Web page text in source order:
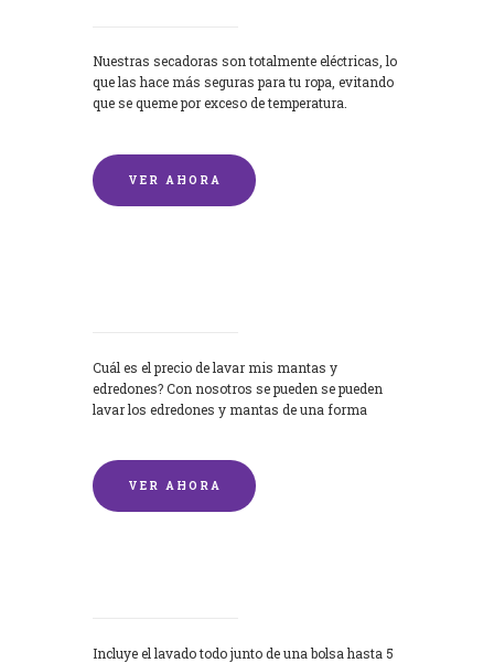
Nuestras secadoras son totalmente eléctricas, lo
que las hace más seguras para tu ropa, evitando
que se queme por exceso de temperatura.
VER AHORA
Cuál es el precio de lavar mis mantas y
edredones? Con nosotros se pueden se pueden
lavar los edredones y mantas de una forma
VER AHORA
Incluye el lavado todo junto de una bolsa hasta 5